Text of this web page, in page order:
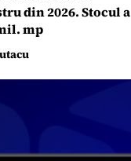
din 2026. Stocul a
mp